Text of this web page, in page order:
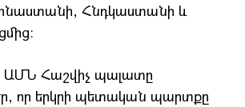
Հնդկաստանի և
ԱՄՆ Հաշվիչ պալատը
որ երկրի պետական պարտքը